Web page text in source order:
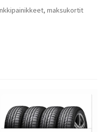
maksukortit